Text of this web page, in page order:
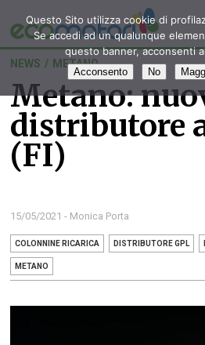
NEWS / METANO
Metano:
distributore
(FI)
15/05/2021 - Monica Porta
COLONNINE RICARICA DISTRIBUTORE GPL
METANO
Questo Sito utilizza cookie di
Se accedi ad un qualunque
questo banner, acconsenti
Acconsento No